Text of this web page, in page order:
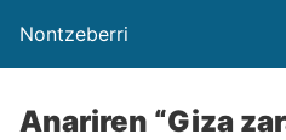
Nontzeberri
Anariren “Giza